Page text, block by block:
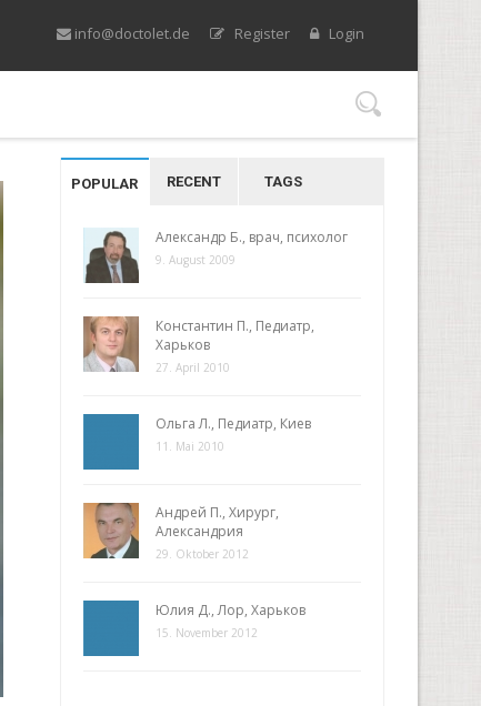
info@doctolet.de Register Login
POPULAR RECENT TAGS
Александр Б., врач, психолог
9. August 2009
Константин П., Педиатр,
Харьков
27. April 2010
Ольга Л., Педиатр, Киев
11. Mai 2010
Андрей П., Хирург,
Александрия
29. Oktober 2012
Юлия Д., Лор, Харьков
15. November 2012